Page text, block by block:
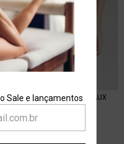
Sale e lançamentos
CALCINHA MIDI FIO BORDEAUX